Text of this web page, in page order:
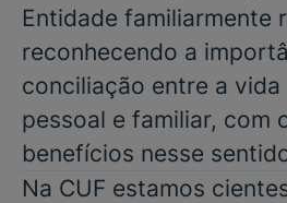
Entidade familiarmente
reconhecendo a
conciliação entre a
pessoal e familiar, com
benefícios nesse
Na CUF estamos